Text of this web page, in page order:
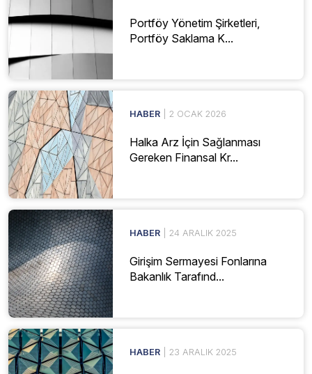
Portföy Yönetim Şirketleri,
Portföy Saklama K...
HABER | 2 OCAK 2026
Halka Arz İçin Sağlanması
Gereken Finansal Kr...
HABER | 24 ARALIK 2025
Girişim Sermayesi Fonlarına
Bakanlık Tarafınd...
HABER | 23 ARALIK 2025